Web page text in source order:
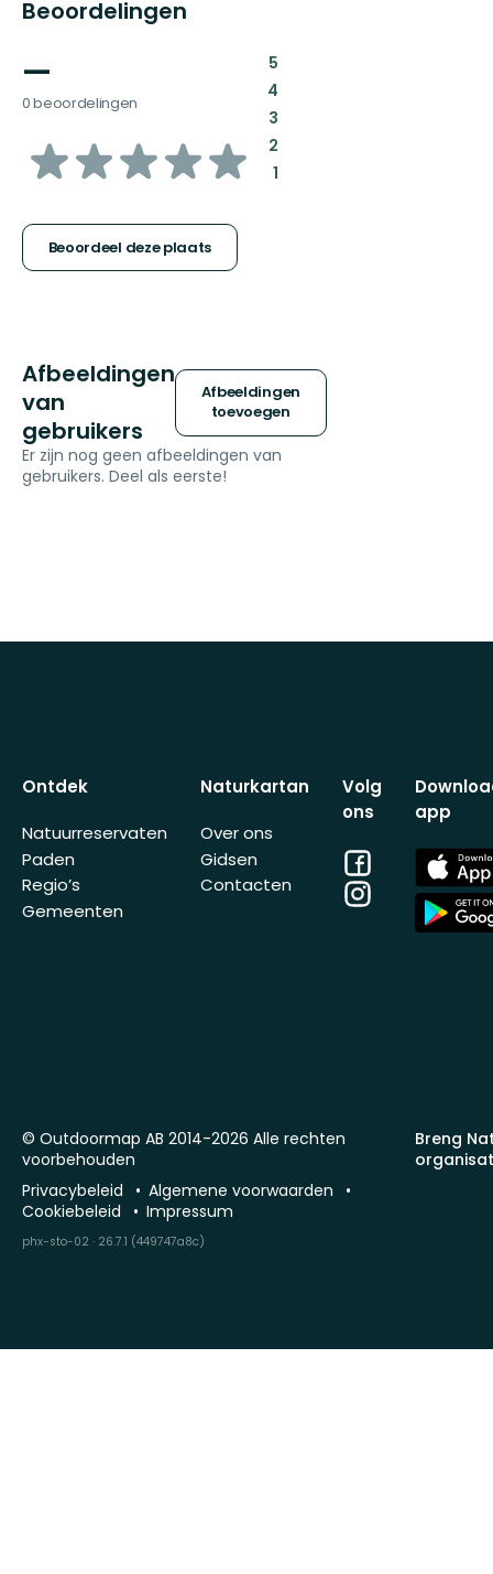
Beoordelingen
—
0 beoordelingen
van
sterren
Beoordeel deze plaats
5:
4:
3:
2:
1:
Afbeeldingen
van
gebruikers
Afbeeldingen
toevoegen
Er zijn nog geen afbeeldingen van
gebruikers. Deel als eerste!
Ontdek
Natuurreservaten
Paden
Regio’s
Gemeenten
Naturkartan
Over ons
Gidsen
Contacten
Volg
ons
Facebook
Instagram
app
App
Store
App
Store
Breng
© Outdoormap AB 2014-2026 Alle rechten
voorbehouden
Privacybeleid
Algemene voorwaarden
Cookiebeleid
Impressum
phx-sto-02 · 26.7.1 (449747a8c)